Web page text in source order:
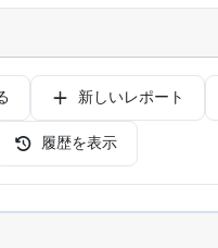
新しいレポート
履歴を表示